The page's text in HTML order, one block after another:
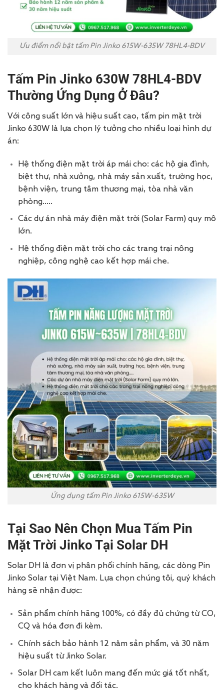
Ưu điểm nổi bật tấm Pin Jinko 615W-635W 78HL4-BDV
Tấm Pin Jinko 630W 78HL4-BDV
Thường Ứng Dụng Ở Đâu?
Với công suất lớn và hiệu suất cao, tấm pin mặt trời
Jinko 630W là lựa chọn lý tưởng cho nhiều loại hình dự
án:
Hệ thống điện mặt trời áp mái cho: các hộ gia đình,
biệt thự, nhà xưởng, nhà máy sản xuất, trường học,
bệnh viện, trung tâm thương mại, tòa nhà văn
phòng…..
Các dự án nhà máy điện mặt trời (Solar Farm) quy mô
lớn.
Hệ thống điện mặt trời cho các trang trại nông
nghiệp, công nghệ cao kết hợp mái che.
Ứng dụng tấm Pin Jinko 615W-635W
Tại Sao Nên Chọn Mua Tấm Pin
Mặt Trời Jinko Tại Solar DH
Solar DH là đơn vị phân phối chính hãng, các dòng Pin
Jinko Solar tại Việt Nam. Lựa chọn chúng tôi, quý khách
hàng sẽ nhận được:
Sản phẩm chính hãng 100%, có đầy đủ chứng từ CO,
CQ và hóa đơn đi kèm.
Chính sách bảo hành 12 năm sản phẩm, và 30 năm
hiệu suất từ Jinko Solar.
Solar DH cam kết luôn mang đến mức giá tốt nhất,
cho khách hàng và đối tác.